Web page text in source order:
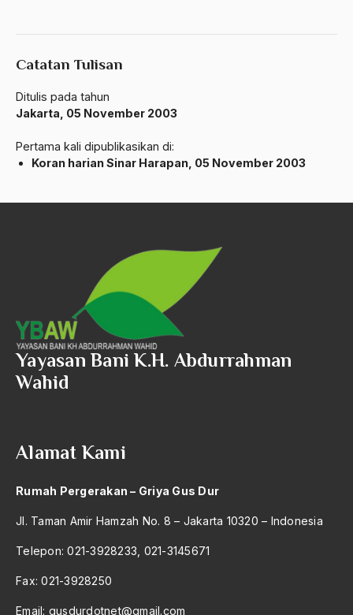
Catatan Tulisan
Ditulis pada tahun
Jakarta, 05 November 2003
Pertama kali dipublikasikan di:
Koran harian Sinar Harapan, 05 November 2003
Alumni Sayid Al-Maliki
Alvin W. Gouldner
Amangkurat
ambisi politik
amerika serikat
Amien Rais
Amin Iskandar
Amirn Rais
amrozi
Anak ibrahim
Anatomi
Andi Mallarangeng
Andre Gide
Yayasan Bani K.H. Abdurrahman
Wahid
Alamat Kami
Rumah Pergerakan – Griya Gus Dur
Jl. Taman Amir Hamzah No. 8 – Jakarta 10320 – Indonesia
Telepon: 021-3928233, 021-3145671
Fax: 021-3928250
Email: gusdurdotnet@gmail.com